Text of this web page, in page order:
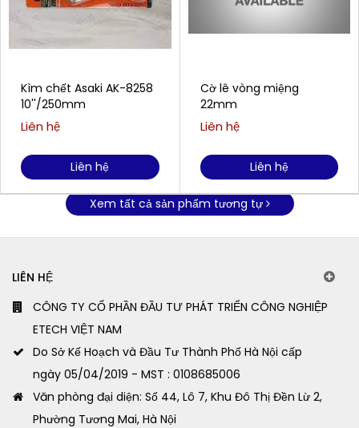
Kìm chết Asaki AK-8258
10''/250mm
Liên hệ
Liên hệ
Cờ lê vòng miệng
22mm
Liên hệ
Liên hệ
Xem tất cả sản phẩm tương tự
LIÊN HỆ
CÔNG TY CỔ PHẦN ĐẦU TƯ PHÁT TRIỂN CÔNG NGHIỆP
ETECH VIỆT NAM
Do Sở Kế Hoạch và Đầu Tư Thành Phố Hà Nội cấp
ngày 05/04/2019 - MST : 0108685006
Văn phòng đại diện: Số 44, Lô 7, Khu Đô Thị Đền Lừ 2,
Phường Tương Mai, Hà Nội